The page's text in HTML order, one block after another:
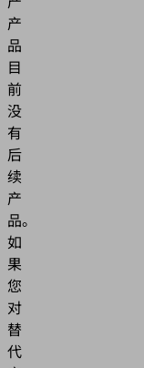
产
品
目
前
没
有
后
续
产
品。
如
果
您
对
替
代